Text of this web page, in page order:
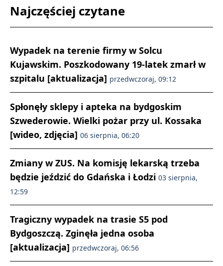
Najczęściej czytane
Wypadek na terenie firmy w Solcu
Kujawskim. Poszkodowany 19-latek zmarł w
szpitalu [aktualizacja] przedwczoraj, 09:12
Spłonęły sklepy i apteka na bydgoskim
Szwederowie. Wielki pożar przy ul. Kossaka
[wideo, zdjęcia] 06 sierpnia, 06:20
Zmiany w ZUS. Na komisję lekarską trzeba
będzie jeździć do Gdańska i Łodzi 03 sierpnia,
12:59
Tragiczny wypadek na trasie S5 pod
Bydgoszczą. Zginęła jedna osoba
[aktualizacja] przedwczoraj, 06:56